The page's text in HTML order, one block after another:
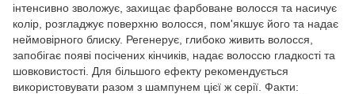
інтенсивно зволожує, захищає фарбоване волосся та насичує
колір, розгладжує поверхню волосся, пом'якшує його та надає
неймовірного блиску. Регенерує, глибоко живить волосся,
запобігає появі посічених кінчиків, надає волоссю гладкості та
шовковистості. Для більшого ефекту рекомендується
використовувати разом з шампунем цієї ж серії. Факти: